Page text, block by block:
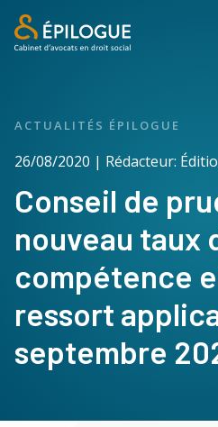
ACTUALITÉS ÉPILOGUE
26/08/2020 | Rédacteur:
Conseil de
nouveau taux
compétence
ressort
septembre